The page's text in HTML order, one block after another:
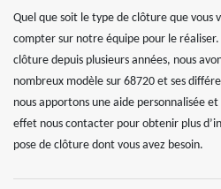
Quel que soit le type de clôture que vous
compter sur notre équipe pour le réaliser.
clôture depuis plusieurs années, nous
nombreux modèle sur 68720 et ses
nous apportons une aide personnalisée
effet nous contacter pour obtenir plus
pose de clôture dont vous avez besoin.